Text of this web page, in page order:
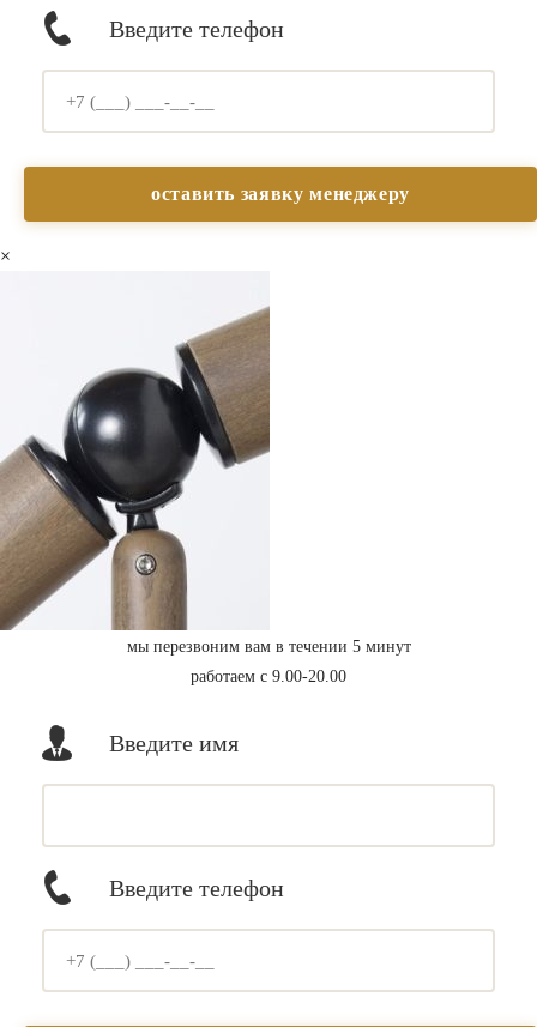
Введите телефон
×
мы перезвоним вам в течении 5 минут
работаем с 9.00-20.00
Введите имя
Введите телефон